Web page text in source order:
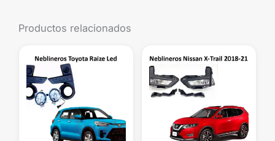
Productos relacionados